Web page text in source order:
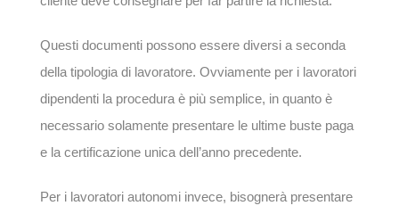
Questi documenti possono essere diversi a seconda
della tipologia di lavoratore. Ovviamente per i lavoratori
dipendenti la procedura è più semplice, in quanto è
necessario solamente presentare le ultime buste paga
e la certificazione unica dell’anno precedente.
Per i lavoratori autonomi invece, bisognerà presentare